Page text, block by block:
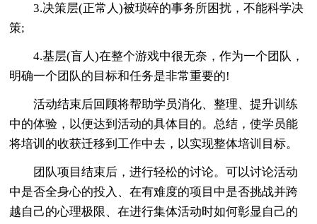
3.决策层(正常人)被琐碎的事务所困扰，不能科学决
策;
4.基层(盲人)在整个游戏中很无奈，作为一个团队，
明确一个团队的目标和任务是非常重要的!
活动结束后回顾将帮助学员消化、整理、提升训练
中的体验，以便达到活动的具体目的。总结，使学员能
将培训的收获迁移到工作中去，以实现整体培训目标。
团队项目结束后，进行轻松的讨论。可以讨论活动
中是否全身心的投入、在有难度的项目中是否挑战并跨
越自己的心理极限、在进行集体活动时如何彰显自己的